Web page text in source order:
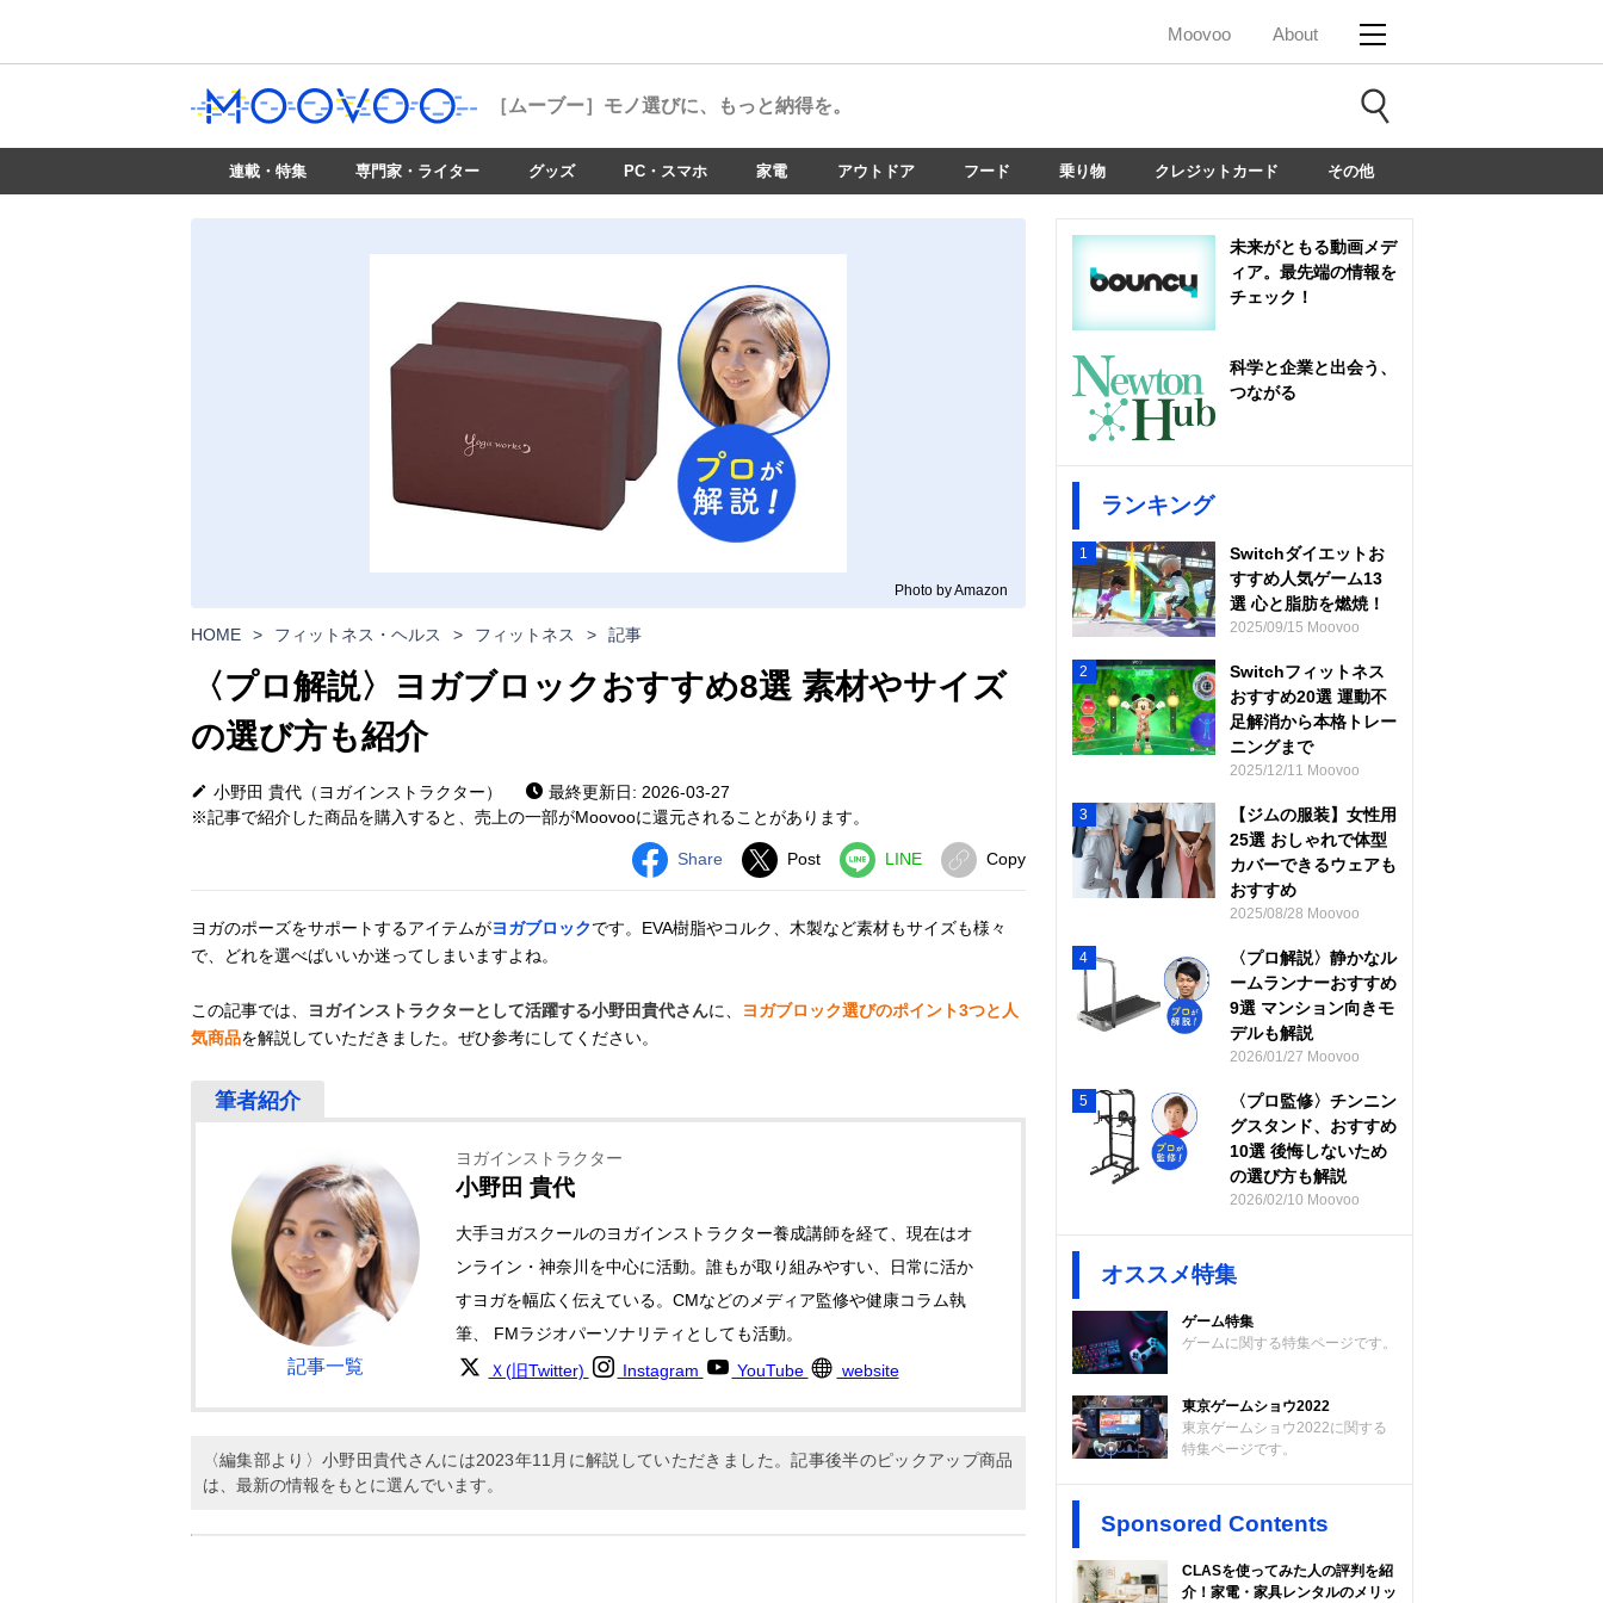
Moovoo About
［ムーブー］ モノ選びに、もっと納得を。
連載・特集 専門家・ライター グッズ PC・スマホ 家電 アウトドア フード 乗り物 クレジットカード その他
Photo by Amazon
HOME > フィットネス・ヘルス > フィットネス > 記事
〈プロ解説〉ヨガブロックおすすめ8選 素材やサイズ
の選び方も紹介
小野田 貴代（ヨガインストラクター）
最終更新日: 2026-03-27
※記事で紹介した商品を購入すると、売上の一部がMoovooに還元されることがあります。
Share Post LINE Copy
ヨガのポーズをサポートするアイテムがヨガブロックです。EVA樹脂やコルク、木製など素材もサイズも様々
で、どれを選べばいいか迷ってしまいますよね。
この記事では、 ヨガインストラクターとして活躍する小野田貴代さんに、
ヨガブロック選びのポイント3つと人
気商品を解説していただきました。ぜひ参考にしてください。
記事一覧
ヨガインストラクター
小野田 貴代
大手ヨガスクールのヨガインストラクター養成講師を経て、現在はオ
ンライン・神奈川を中心に活動。誰もが取り組みやすい、日常に活か
すヨガを幅広く伝えている。CMなどのメディア監修や健康コラム執
筆、 FMラジオパーソナリティとしても活動。
Ｘ(旧Twitter)
Instagram YouTube website
〈編集部より〉小野田貴代さんには2023年11月に解説していただきました。記事後半のピックアップ商品
は、最新の情報をもとに選んでいます。
未来がともる動画メデ
ィア。最先端の情報を
チェック！
科学と企業と出会う、
つながる
ランキング
1
Switchダイエットお
すすめ人気ゲーム13
選 心と脂肪を燃焼！
2025/09/15 Moovoo
2
Switchフィットネス
おすすめ20選 運動不
足解消から本格トレー
ニングまで
2025/12/11 Moovoo
3
【ジムの服装】女性用
25選 おしゃれで体型
カバーできるウェアも
おすすめ
2025/08/28 Moovoo
4
〈プロ解説〉静かなル
ームランナーおすすめ
9選 マンション向きモ
デルも解説
2026/01/27 Moovoo
5
〈プロ監修〉チンニン
グスタンド、おすすめ
10選 後悔しないため
の選び方も解説
2026/02/10 Moovoo
オススメ特集
ゲーム特集
ゲームに関する特集ページです。
東京ゲームショウ2022
東京ゲームショウ2022に関する
特集ページです。
Sponsored Contents
CLASを使ってみた人の評判を紹
介！家電・家具レンタルのメリッ